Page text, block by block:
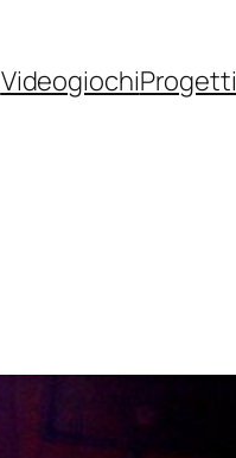
VideogiochiProgetti